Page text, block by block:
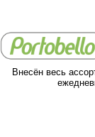
Внесён весь